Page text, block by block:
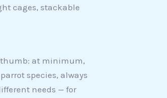
cages, stackable
thumb: at minimum,
species, always
needs — for